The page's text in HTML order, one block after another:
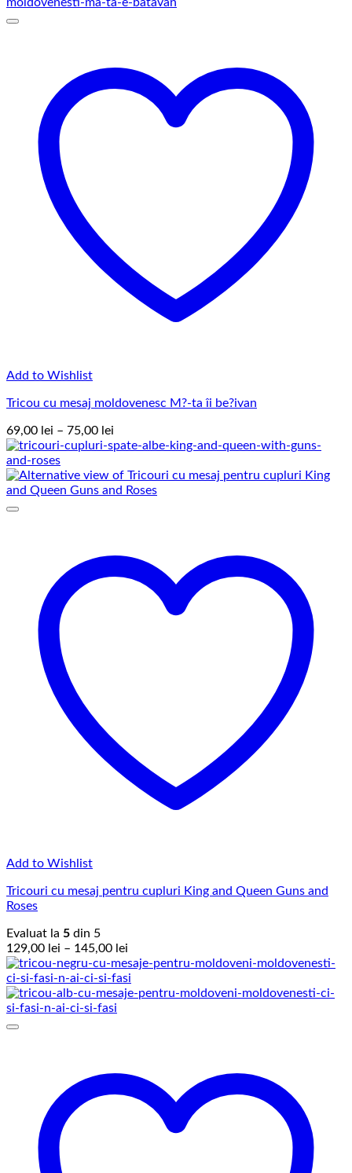
Add to Wishlist
Tricou cu mesaj moldovenesc M?-ta îi be?ivan
69,00 lei – 75,00 lei
de
69,00 lei
până
Add to Wishlist
Tricouri cu mesaj pentru cupluri King and Queen Guns and
Roses
Evaluat la 5 din 5
129,00 lei – 145,00 lei
de
prețuri:
129,00 lei